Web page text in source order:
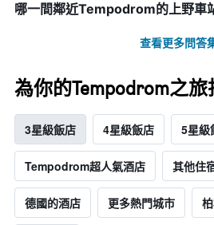
哪一間鄰近Tempodrom的上野車
查看更多問答
為你的Tempodrom之
3星級飯店 4星級飯店 5星級
Tempodrom超人氣酒店 其他住
德國的酒店 更多熱門城市